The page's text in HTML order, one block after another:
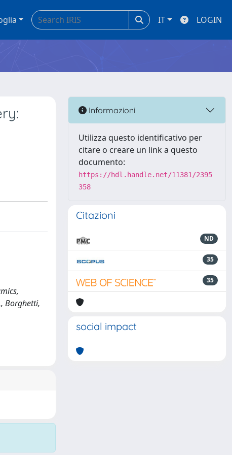
IT LOGIN
Borghetti,
Informazioni
Utilizza questo identificativo per
citare o creare un link a questo
documento:
https://hdl.handle.net/11381/2395
358
Citazioni
ND
35
35
social impact